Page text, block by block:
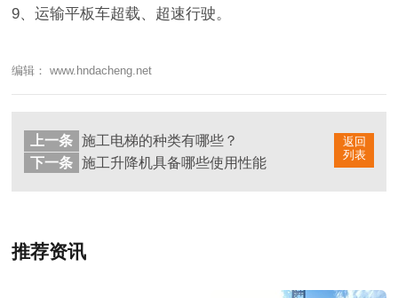
9、运输平板车超载、超速行驶。
编辑： www.hndacheng.net
返回
列表
上一条
施工电梯的种类有哪些？
下一条
施工升降机具备哪些使用性能
推荐资讯